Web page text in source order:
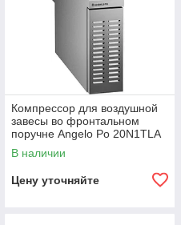
Компрессор для воздушной
завесы во фронтальном
поручне Angelo Po 20N1TLA
В наличии
Цену уточняйте